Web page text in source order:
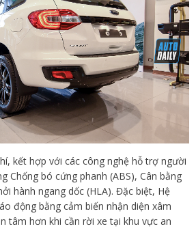
kết hợp với các công nghệ hỗ trợ người
Chống bó cứng phanh (ABS), Cân bằng
hành ngang dốc (HLA). Đặc biệt, Hệ
động bằng cảm biến nhận diện xâm
tâm hơn khi cần rời xe tại khu vực an